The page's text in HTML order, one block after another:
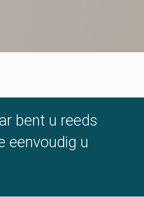
bent u reeds
eenvoudig u